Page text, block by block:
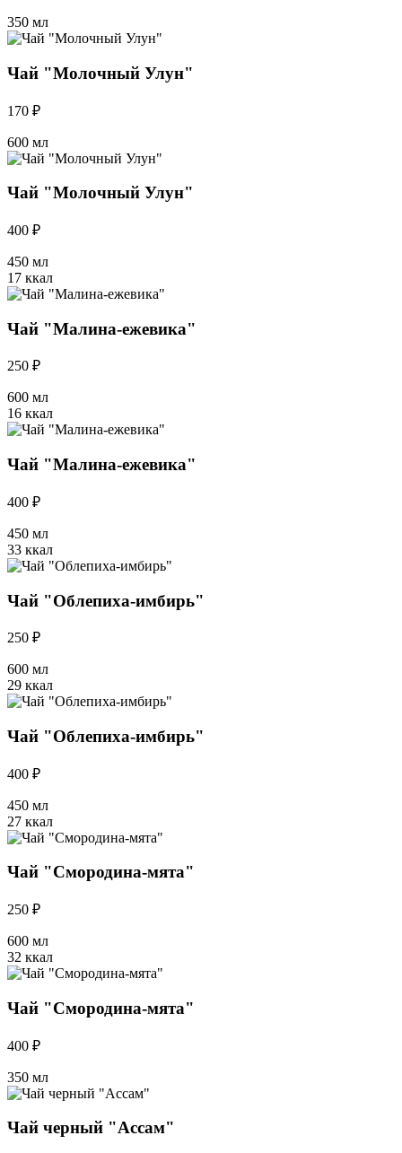
350 мл
Чай "Молочный Улун"
170 ₽
600 мл
Чай "Молочный Улун"
400 ₽
450 мл
17 ккал
Чай "Малина-ежевика"
250 ₽
600 мл
16 ккал
Чай "Малина-ежевика"
400 ₽
450 мл
33 ккал
Чай "Облепиха-имбирь"
250 ₽
600 мл
29 ккал
Чай "Облепиха-имбирь"
400 ₽
450 мл
27 ккал
Чай "Смородина-мята"
250 ₽
600 мл
32 ккал
Чай "Смородина-мята"
400 ₽
350 мл
Чай черный "Ассам"